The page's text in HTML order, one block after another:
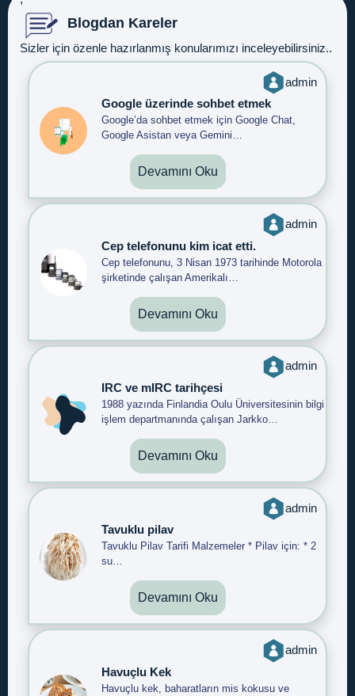
Blogdan Kareler
Sizler için özenle hazırlanmış konularımızı inceleyebilirsiniz..
admin
Google üzerinde sohbet etmek
Google’da sohbet etmek için Google Chat,
Google Asistan veya Gemini…
Devamını Oku
admin
Cep telefonunu kim icat etti.
Cep telefonunu, 3 Nisan 1973 tarihinde Motorola
şirketinde çalışan Amerikalı…
Devamını Oku
admin
IRC ve mIRC tarihçesi
1988 yazında Finlandia Oulu Üniversitesinin bilgi
işlem departmanında çalışan Jarkko…
Devamını Oku
admin
Tavuklu pilav
Tavuklu Pilav Tarifi Malzemeler * Pilav için: * 2
su…
Devamını Oku
admin
Havuçlu Kek
Havuçlu kek, baharatların mis kokusu ve